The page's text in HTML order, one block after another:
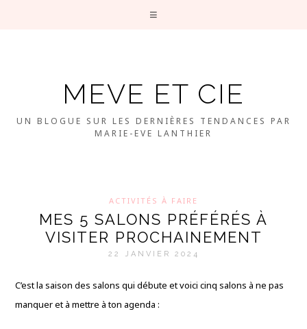
MEVE ET CIE
UN BLOGUE SUR LES DERNIÈRES TENDANCES PAR
MARIE-EVE LANTHIER
ACTIVITÉS À FAIRE
MES 5 SALONS PRÉFÉRÉS À
VISITER PROCHAINEMENT
22 JANVIER 2024
C’est la saison des salons qui débute et voici cinq salons à ne pas
manquer et à mettre à ton agenda :